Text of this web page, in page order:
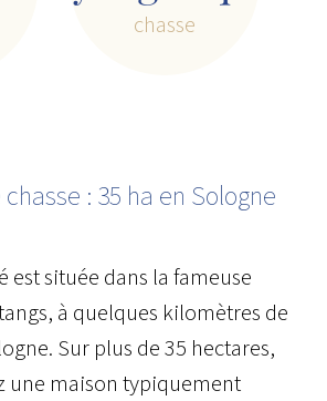
chasse
: 35 ha en Sologne
est située dans la fameuse
à quelques kilomètres de
Sur plus de 35 hectares,
une maison typiquement